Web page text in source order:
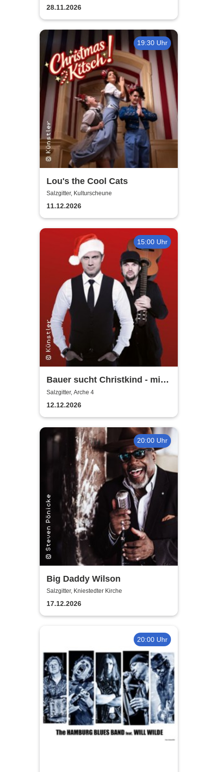
28.11.2026
19:30 Uhr
Lou's the Cool Cats
Salzgitter, Kulturscheune
11.12.2026
15:00 Uhr
Bauer sucht Christkind - mit
Ralf Bauer & Pat Fritz
Salzgitter, Arche 4
12.12.2026
20:00 Uhr
Big Daddy Wilson
Salzgitter, Kniestedter Kirche
17.12.2026
20:00 Uhr